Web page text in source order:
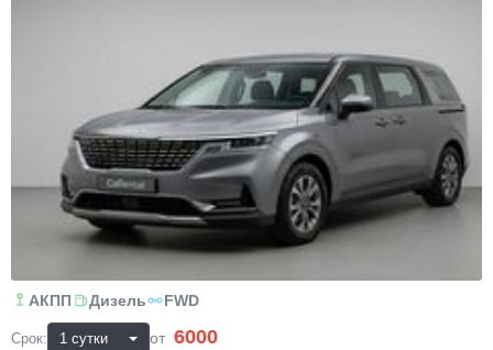
АКПП Дизель FWD
Срок: от 6000